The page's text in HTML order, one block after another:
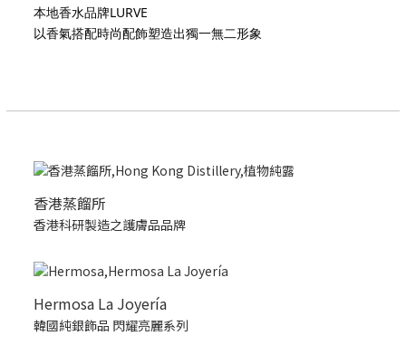
本地香水品牌LURVE
以香氣搭配時尚配飾塑造出獨一無二形象
香港蒸餾所
香港科研製造之護膚品品牌
Hermosa La Joyería
韓國純銀飾品 閃耀亮麗系列